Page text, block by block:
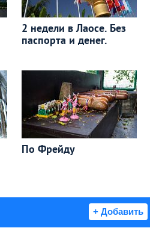
2 недели в Лаосе. Без
паспорта и денег.
По Фрейду
+ Добавить